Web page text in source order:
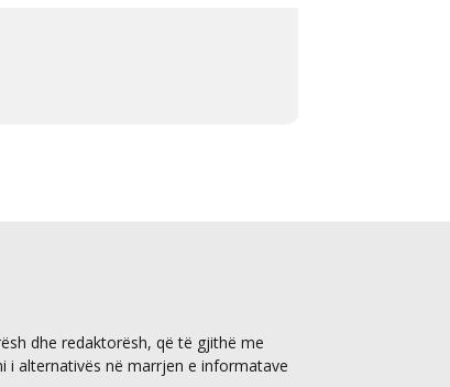
dhe redaktorësh, që të gjithë me
alternativës në marrjen e informatave